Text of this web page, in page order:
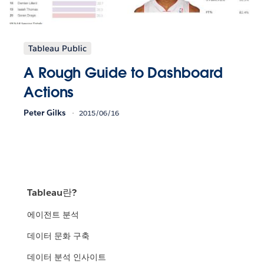
Tableau Public
A Rough Guide to Dashboard
Actions
Peter Gilks 2015/06/16
Tableau란?
에이전트 분석
데이터 문화 구축
데이터 분석 인사이트